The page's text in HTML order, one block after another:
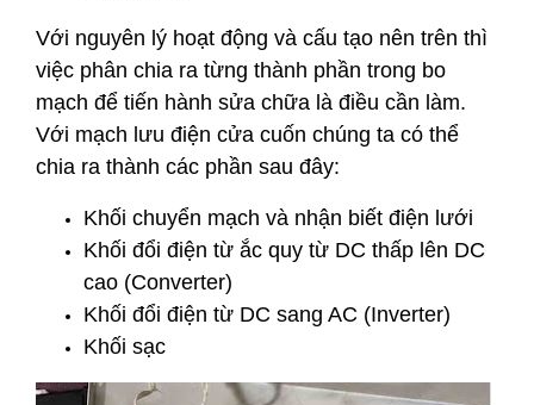
Với nguyên lý hoạt động và cấu tạo nên trên thì
việc phân chia ra từng thành phần trong bo
mạch để tiến hành sửa chữa là điều cần làm.
Với mạch lưu điện cửa cuốn chúng ta có thể
chia ra thành các phần sau đây:
Khối chuyển mạch và nhận biết điện lưới
Khối đổi điện từ ắc quy từ DC thấp lên DC
cao (Converter)
Khối đổi điện từ DC sang AC (Inverter)
Khối sạc